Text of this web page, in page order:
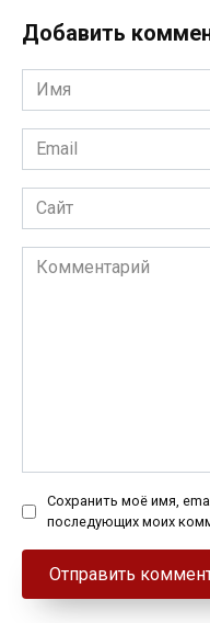
Добавить
Имя
*
Email
*
Сайт
Комментарий
Сохранить моё имя,
последующих моих